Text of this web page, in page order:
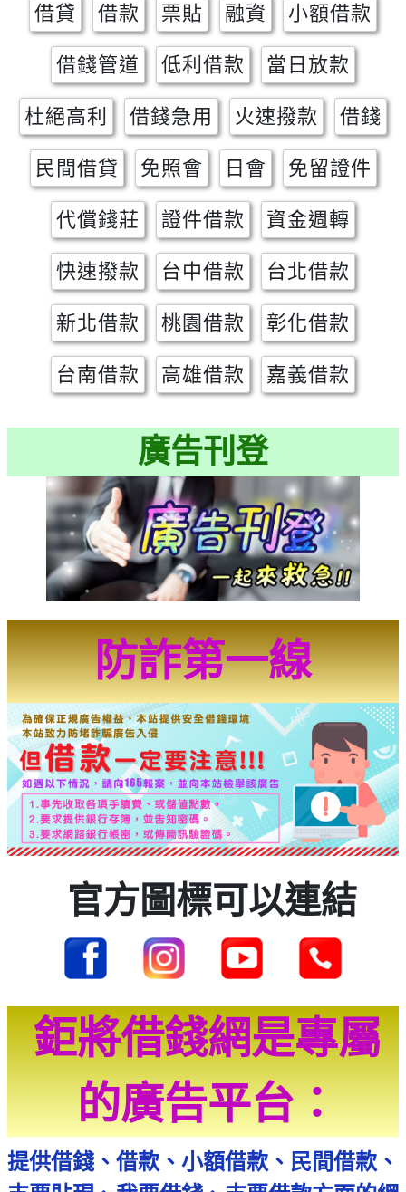
借貸 借款 票貼 融資 小額借款
借錢管道 低利借款 當日放款
杜絕高利 借錢急用 火速撥款 借錢
民間借貸 免照會 日會 免留證件
代償錢莊 證件借款 資金週轉
快速撥款 台中借款 台北借款
新北借款 桃園借款 彰化借款
台南借款 高雄借款 嘉義借款
廣告刊登
防詐第一線
官方圖標可以連結
鉅將借錢網是專屬
的廣告平台：
提供借錢、借款、小額借款、民間借款、